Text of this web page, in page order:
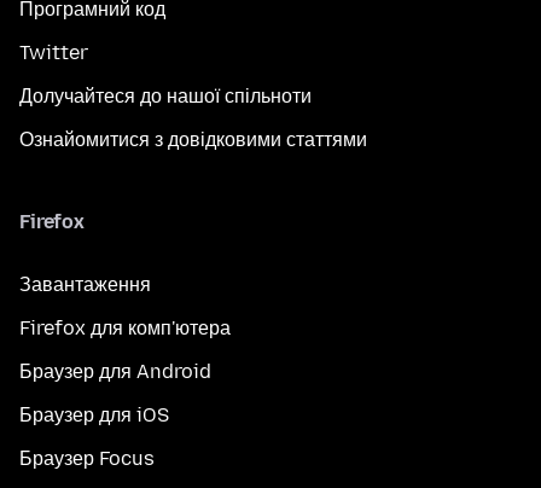
Програмний код
Twitter
Долучайтеся до нашої спільноти
Ознайомитися з довідковими статтями
Firefox
Завантаження
Firefox для комп'ютера
Браузер для Android
Браузер для iOS
Браузер Focus